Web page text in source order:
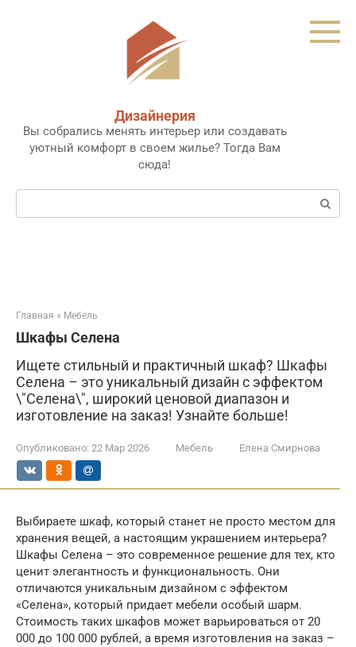
Дизайнерия
Вы собрались менять интерьер или создавать
уютный комфорт в своем жилье? Тогда Вам
сюда!
Поиск:
Главная » Мебель
Шкафы Селена
Ищете стильный и практичный шкаф? Шкафы
Селена – это уникальный дизайн с эффектом
\"Селена\", широкий ценовой диапазон и
изготовление на заказ! Узнайте больше!
Опубликовано: 22 Мар 2026 Мебель Елена Смирнова
Выбираете шкаф, который станет не просто местом для
хранения вещей, а настоящим украшением интерьера?
Шкафы Селена – это современное решение для тех, кто
ценит элегантность и функциональность. Они
отличаются уникальным дизайном с эффектом
«Селена», который придает мебели особый шарм.
Стоимость таких шкафов может варьироваться от 20
000 до 100 000 рублей, а время изготовления на заказ –